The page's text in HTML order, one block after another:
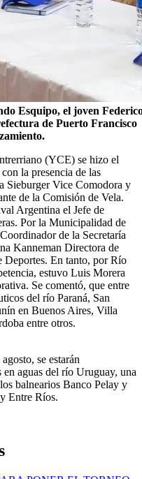
Esquipo, el joven
de Puerto Francisco
(YCE) se hizo el
la presencia de las
Sieburger Vice Comodora y
de la Comisión de Vela.
Argentina el Jefe de
Por la Municipalidad de
de la Secretaría
Kanneman Directora de
En tanto, por Río
estuvo Luis Morera
Se comentó, que entre
del río Paraná, San
en Buenos Aires, Villa
entre otros.
se estarán
en aguas del río Uruguay, una
balnearios Banco Pelay y
Entre Ríos.